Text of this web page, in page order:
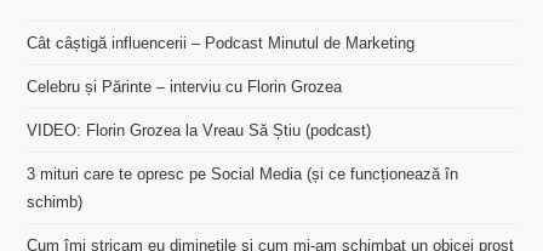
Cât câștigă influencerii – Podcast Minutul de Marketing
Celebru și Părinte – interviu cu Florin Grozea
VIDEO: Florin Grozea la Vreau Să Știu (podcast)
3 mituri care te opresc pe Social Media (și ce funcționează în
schimb)
Cum îmi stricam eu diminețile și cum mi-am schimbat un obicei prost